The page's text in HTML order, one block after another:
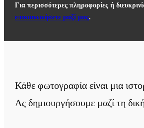
Για περισσότερες πληροφορίες ή
επικοινωνήσετε μαζί μας.
Κάθε φωτογραφία είναι μια
Ας δημιουργήσουμε μαζί τη